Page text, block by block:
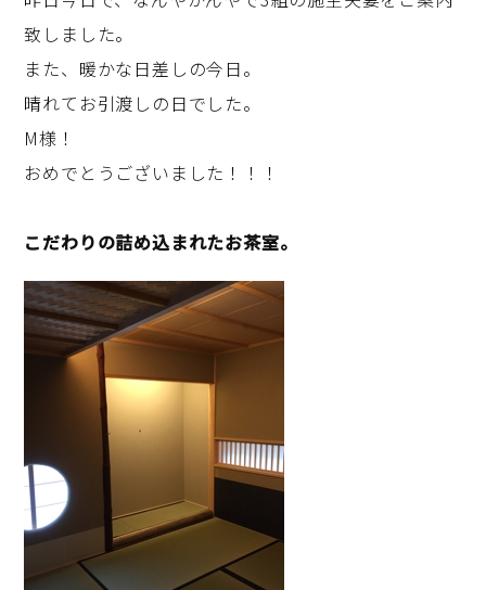
致しました。
また、暖かな日差しの今日。
晴れてお引渡しの日でした。
M様！
おめでとうございました！！！
こだわりの詰め込まれたお茶室。